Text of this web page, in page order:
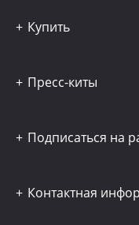
Купить
Пресс-киты
Подписаться на
Контактная